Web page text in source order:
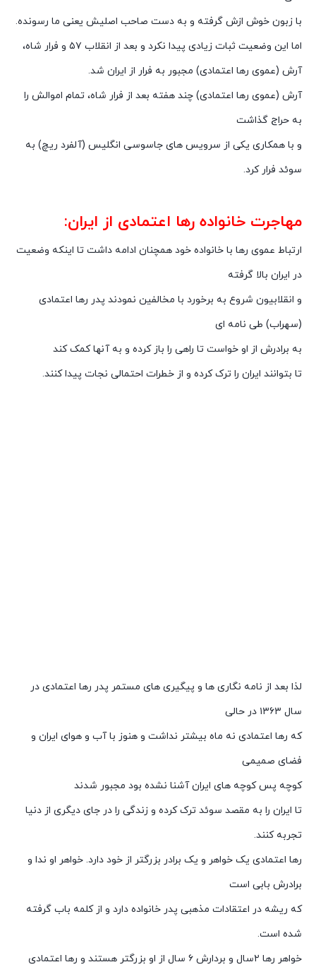
با زبون خوش ازش گرفته و به دست صاحب اصلیش یعنی ما رسونده.
اما این وضعیت ثبات زیادی پیدا نکرد و بعد از انقلاب ۵۷ و فرار شاه،
آرش (عموی رها اعتمادی) مجبور به فرار از ایران شد.
آرش (عموی رها اعتمادی) چند هفته بعد از فرار شاه، تمام اموالش را
به حراج گذاشت
و با همکاری یکی از سرویس های جاسوسی انگلیس (آلفرد ریچ) به
سوئد فرار کرد.
مهاجرت خانواده رها اعتمادی از ایران:
ارتباط عموی رها با خانواده خود همچنان ادامه داشت تا اینکه وضعیت
در ایران بالا گرفته
و انقلابیون شروع به برخورد با مخالفین نمودند پدر رها اعتمادی
(سهراب) طی نامه ای
به برادرش از او خواست تا راهی را باز کرده و به آنها کمک کند
تا بتوانند ایران را ترک کرده و از خطرات احتمالی نجات پیدا کنند.
لذا بعد از نامه نگاری ها و پیگیری های مستمر پدر رها اعتمادی در
سال ۱۳۶۳ در حالی
که رها اعتمادی نه ماه بیشتر نداشت و هنوز با آب و هوای ایران و
فضای صمیمی
کوچه پس کوچه های ایران آشنا نشده بود مجبور شدند
تا ایران را به مقصد سوئد ترک کرده و زندگی را در جای دیگری از دنیا
تجربه کنند.
رها اعتمادی یک خواهر و یک برادر بزرگتر از خود دارد. خواهر او ندا و
برادرش بابی است
که ریشه در اعتقادات مذهبی پدر خانواده دارد و از کلمه باب گرفته
شده است.
خواهر رها ۲سال و بردارش ۶ سال از او بزرگتر هستند و رها اعتمادی